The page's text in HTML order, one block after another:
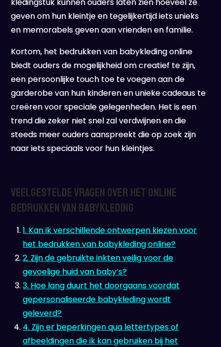
geven om hun kleintje en tegelijkertijd iets unieks
en memorabels geven aan vrienden en familie.
Kortom, het bedrukken van babykleding online
biedt ouders de mogelijkheid om creatief te zijn,
een persoonlijke touch toe te voegen aan de
garderobe van hun kinderen en unieke cadeaus te
creëren voor speciale gelegenheden. Het is een
trend die zeker niet snel zal verdwijnen en die
steeds meer ouders aanspreekt die op zoek zijn
naar iets speciaals voor hun kleintjes.
Veelgestelde Vragen over het Online
Bedrukken van Babykleding
1. Kan ik verschillende ontwerpen kiezen voor
het bedrukken van babykleding online?
2. Zijn de gebruikte inkten veilig voor de
gevoelige huid van baby’s?
3. Hoe lang duurt het doorgaans voordat
gepersonaliseerde babykleding wordt
geleverd?
4. Zijn er beperkingen qua lettertypes of
afbeeldingen die ik kan gebruiken bij het